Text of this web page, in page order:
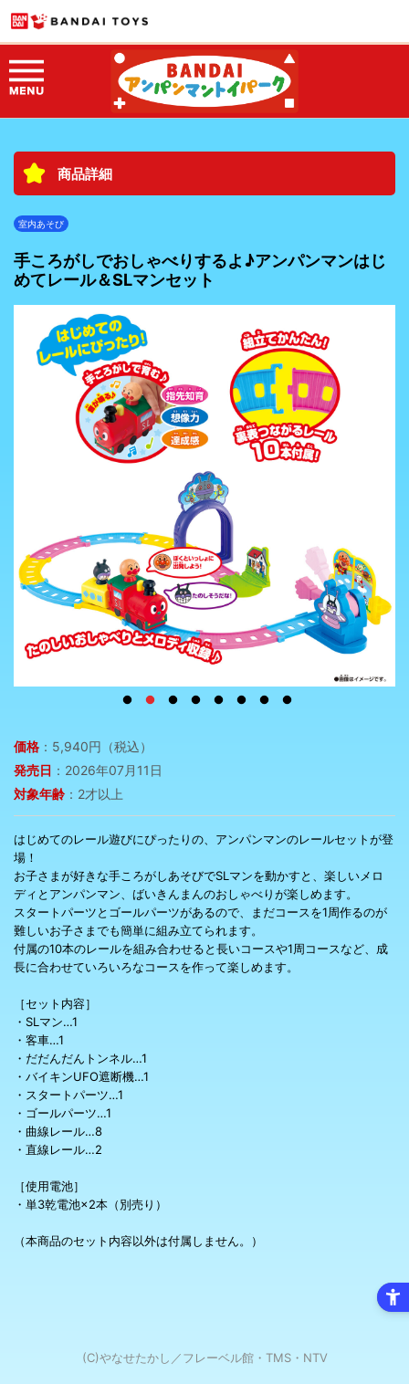
商品詳細
室内あそび
手ころがしでおしゃべりするよ♪アンパンマンはじ
めてレール＆SLマンセット
価格 ：5,940円（税込）
発売日 ：2026年07月11日
対象年齢 ：2才以上
はじめてのレール遊びにぴったりの、アンパンマンのレールセットが登
場！
お子さまが好きな手ころがしあそびでSLマンを動かすと、楽しいメロ
ディとアンパンマン、ばいきんまんのおしゃべりが楽しめます。
スタートパーツとゴールパーツがあるので、まだコースを1周作るのが
難しいお子さまでも簡単に組み立てられます。
付属の10本のレールを組み合わせると長いコースや1周コースなど、成
長に合わせていろいろなコースを作って楽しめます。
［セット内容］
・SLマン…1
・客車…1
・だだんだんトンネル…1
・バイキンUFO遮断機…1
・スタートパーツ…1
・ゴールパーツ…1
・曲線レール…8
・直線レール…2
［使用電池］
・単3乾電池×2本（別売り）
（本商品のセット内容以外は付属しません。）
(C)やなせたかし／フレーベル館・TMS・NTV